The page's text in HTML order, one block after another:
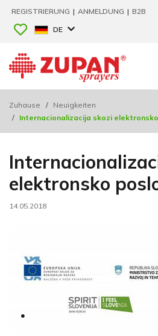
REGISTRIERUNG | ANMELDUNG | B2B
DE
Zuhause / Neuigkeiten
/ Internacionalizacija skozi
elektronsko
14.05.2018